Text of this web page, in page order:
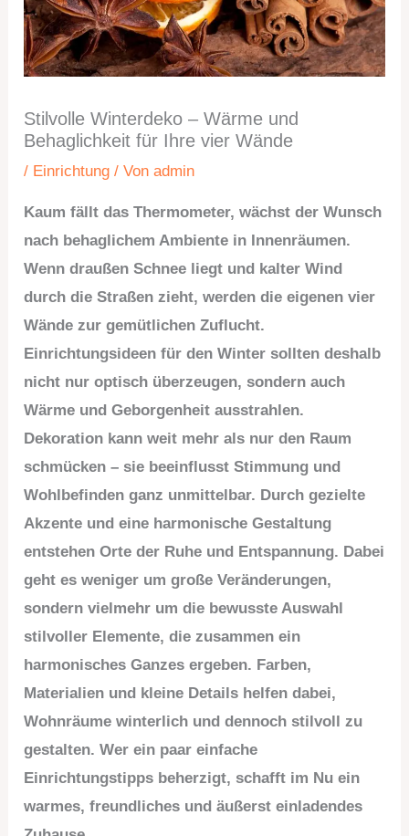
Stilvolle Winterdeko – Wärme und
Behaglichkeit für Ihre vier Wände
/ Einrichtung / Vonadmin
Kaum fällt das Thermometer, wächst der Wunsch
nach behaglichem Ambiente in Innenräumen.
Wenn draußen Schnee liegt und kalter Wind
durch die Straßen zieht, werden die eigenen vier
Wände zur gemütlichen Zuflucht.
Einrichtungsideen für den Winter sollten deshalb
nicht nur optisch überzeugen, sondern auch
Wärme und Geborgenheit ausstrahlen.
Dekoration kann weit mehr als nur den Raum
schmücken – sie beeinflusst Stimmung und
Wohlbefinden ganz unmittelbar. Durch gezielte
Akzente und eine harmonische Gestaltung
entstehen Orte der Ruhe und Entspannung. Dabei
geht es weniger um große Veränderungen,
sondern vielmehr um die bewusste Auswahl
stilvoller Elemente, die zusammen ein
harmonisches Ganzes ergeben. Farben,
Materialien und kleine Details helfen dabei,
Wohnräume winterlich und dennoch stilvoll zu
gestalten. Wer ein paar einfache
Einrichtungstipps beherzigt, schafft im Nu ein
warmes, freundliches und äußerst einladendes